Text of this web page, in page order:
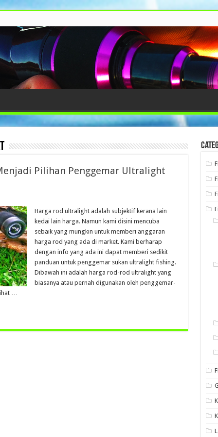
Pilihan Penggemar Ultralight
Harga rod ultralight adalah subjektif kerana lain
kedai lain harga. Namun kami disini mencuba
sebaik yang mungkin untuk memberi anggaran
harga rod yang ada di market. Kami berharap
dengan info yang ada ini dapat memberi sedikit
panduan untuk penggemar sukan ultralight fishing.
Dibawah ini adalah harga rod-rod ultralight yang
biasanya atau pernah digunakan oleh penggemar-
…